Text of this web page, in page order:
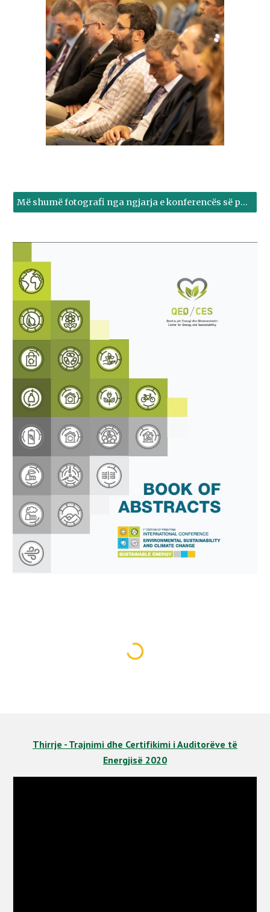
Më shumë fotografi nga ngjarja e konferencës së parë ndërkombëtare për energjinë në Kosovë
Thirrje - Trajnimi dhe Certifikimi i Auditorëve të
Energjisë 2020